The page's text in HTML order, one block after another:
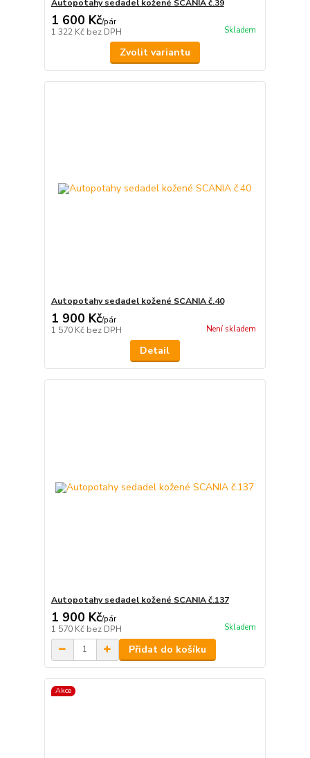
Autopotahy sedadel kožené SCANIA č.39
1 600 Kč/pár
1 322 Kč bez DPH Skladem
Zvolit variantu
Autopotahy sedadel kožené SCANIA č.40
1 900 Kč/pár
1 570 Kč bez DPH Není skladem
Detail
Autopotahy sedadel kožené SCANIA č.137
1 900 Kč/pár
1 570 Kč bez DPH Skladem
Přidat do košíku
Akce